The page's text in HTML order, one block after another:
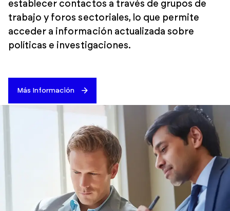
establecer contactos a través de grupos de
trabajo y foros sectoriales, lo que permite
acceder a información actualizada sobre
políticas e investigaciones.
Más Información